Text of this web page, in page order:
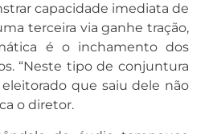
capacidade imediata de
terceira via ganhe tração,
é o inchamento dos
“Neste tipo de conjuntura
que saiu dele não
o diretor.